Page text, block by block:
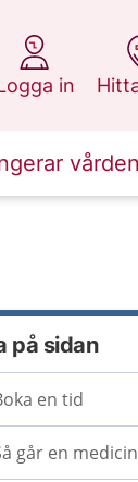
in
på 1177.se
på
vården
på sidan
en tid
går en